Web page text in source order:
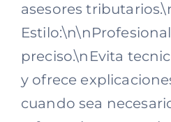
asesores
preciso.\nEvita
y ofrece
cuando sea